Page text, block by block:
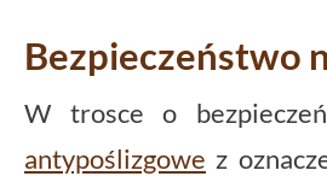
Bezpieczeństwo
W trosce o
antypoślizgowe z